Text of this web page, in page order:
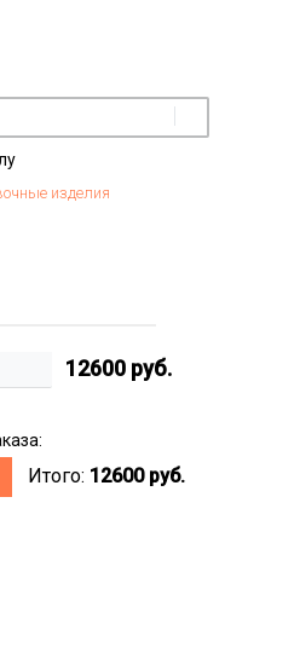
изделия
12600 руб.
Итого: 12600 руб.